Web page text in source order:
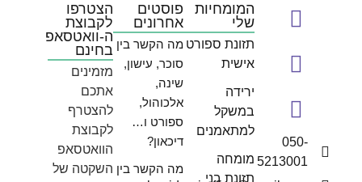
050-
5213001
המומחיות
שלי
תזונת ספורט
אישית
ירידה
במשקל
למתאמנים
מומחה
תזונת בני
פוסטים
אחרונים
מה הקשר בין
סוכר, עישון,
שינה,
אלכוהול,
ספורט ו…
דיכאון?
מה הקשר בין
הצטרפו
לקבוצת
ה-וואטסאפ
בחינם
מזמינים
אתכם
להצטרף
לקבוצת
הוואטסאפ
השקטה של